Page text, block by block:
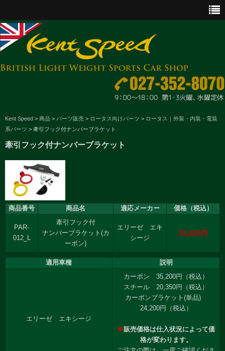
CAR SALES
PARTS
ENGINE MAINTENANCE
OTHER WORKS
GOODS & ACCESSORIES
OUTLINE
Kent Speed > 商品 > パーツ販売 > ロータス向けパーツ > ロータス｜外装・内装・電装
系パーツ > 牽引フック付ナンバーブラケット
牽引フック付ナンバーブラケット
商品番号 商品名 適応メーカー 価格（税込）
PAR-
012_L
牽引フック付
ナンバーブラケット(カ
ーボン)
エリーゼ エキ
シージ
35,200円
適用車種 説明
エリーゼ エキシージ
カーボン 35,200円（税込）
スチール 20,350円（税込）
カーボンブラケット(単品)
24,200円（税込）
※販売価格は仕入状況によって価
格が変わります。